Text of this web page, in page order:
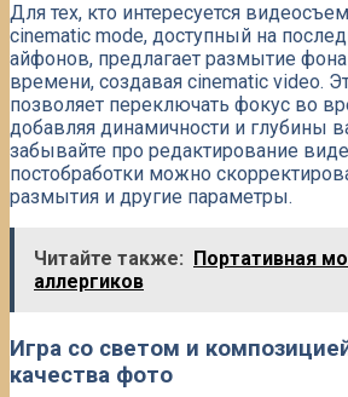
Для тех, кто интересуется
cinematic mode, доступный на
айфонов, предлагает размытие
времени, создавая cinematic video.
позволяет переключать фокус во
добавляя динамичности и глубины
забывайте про редактирование
постобработки можно
размытия и другие параметры.
Читайте также:
Портативная
аллергиков
Игра со светом и
качества фото